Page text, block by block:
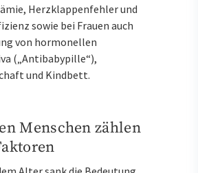
Herzklappenfehler und
sowie bei Frauen auch
von hormonellen
(„Antibabypille“),
und Kindbett.
Menschen zählen